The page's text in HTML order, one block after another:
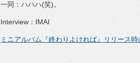
一同：ハハハ(笑)。
Interview：IMAI
ミニアルバム『終わりよければ』リリース時